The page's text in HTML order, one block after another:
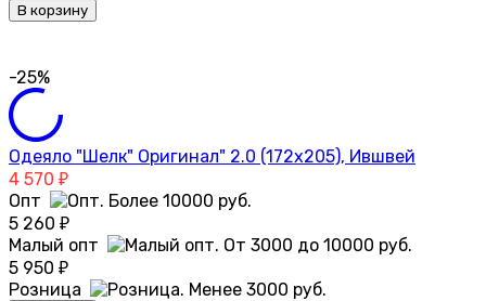
В корзину
-25%
Одеяло "Шелк" Оригинал" 2.0 (172х205), Ившвей
4 570 ₽
Опт
5 260 ₽
Малый опт
5 950 ₽
Розница